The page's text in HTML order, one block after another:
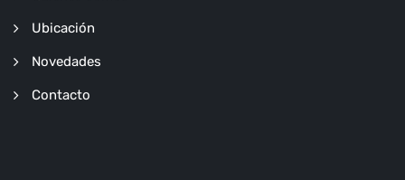
Ubicación
Novedades
Contacto